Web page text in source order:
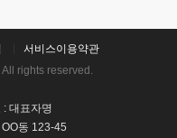
서비스이용약관
All rights reserved.
: 대표자명
동 123-45